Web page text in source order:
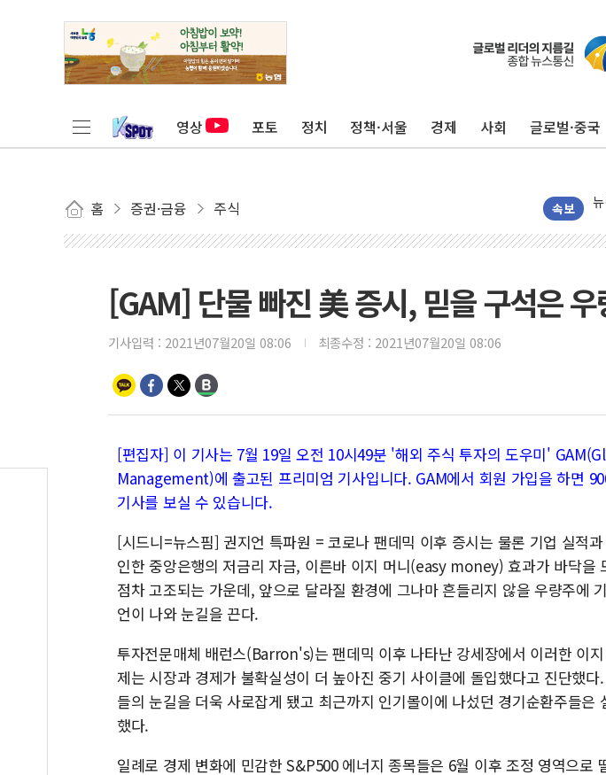
영상 포토 정치 정책·서울 경제 사회 글로벌·중국
홈 증권·금융 주식 속보
[
[GAM] 단물 빠진 美 증시, 믿을 구석은 우
기사입력 : 2021년07월20일 08:06 최종수정 : 2021년07월20일 08:06
[편집자] 이 기사는 7월 19일 오전 10시49분 '해외 주식 투자의 도우미'
Management)에 출고된 프리미엄 기사입니다. GAM에서 회원 가입을 하면
기사를 보실 수 있습니다.
[시드니=뉴스핌] 권지언 특파원 = 코로나 팬데믹 이후 증시는 물론 기업 실적
인한 중앙은행의 저금리 자금, 이른바 이지 머니(easy money) 효과가 바닥을
점차 고조되는 가운데, 앞으로 달라질 환경에 그나마 흔들리지 않을 우량주에
언이 나와 눈길을 끈다.
투자전문매체 배런스(Barron's)는 팬데믹 이후 나타난 강세장에서 이러한 이
제는 시장과 경제가 불확실성이 더 높아진 중기 사이클에 돌입했다고 진단했
들의 눈길을 더욱 사로잡게 됐고 최근까지 인기몰이에 나섰던 경기순환주들은
했다.
일례로 경제 변화에 민감한 S&P500 에너지 종목들은 6월 이후 조정 영역으로